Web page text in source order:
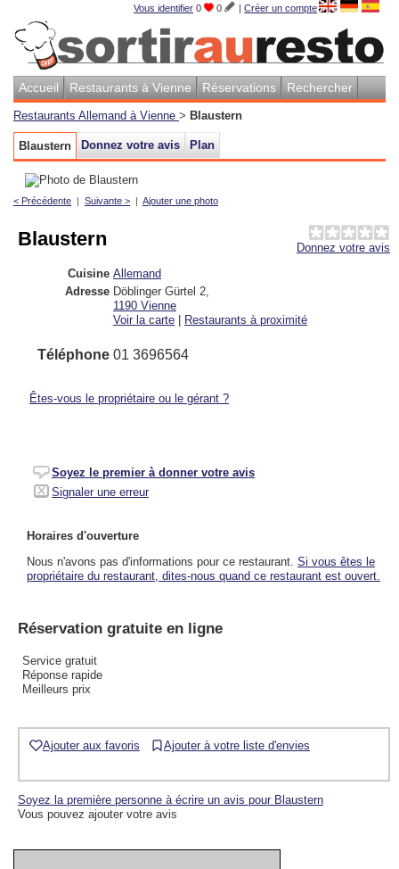
Vous identifier 0 0 | Créer un compte
Accueil Restaurants à Vienne Réservations Rechercher
Restaurants Allemand à Vienne > Blaustern
Blaustern Donnez votre avis Plan
< Précédente | Suivante > | Ajouter une photo
Donnez votre avis
Blaustern
Cuisine Allemand
Adresse Döblinger Gürtel 2
1190 Vienne
Voir la carte
Restaurants à proximité
Téléphone 01 3696564
Êtes-vous le propriétaire ou le gérant ?
Soyez le premier à donner votre avis
Signaler une erreur
Horaires d'ouverture
Nous n'avons pas d'informations pour ce restaurant. Si vous êtes le
propriétaire du restaurant, dites-nous quand ce restaurant est ouvert.
Réservation gratuite en ligne
Service gratuit
Réponse rapide
Meilleurs prix
Ajouter aux favoris Ajouter à votre liste d'envies
Soyez la première personne à écrire un avis pour Blaustern
Vous pouvez ajouter votre avis